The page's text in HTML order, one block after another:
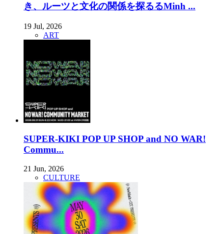
き、ルーツと文化の関係を探るるMinh ...
19 Jul, 2026
ART
SUPER-KIKI POP UP SHOP and NO WAR!
Commu...
21 Jun, 2026
CULTURE